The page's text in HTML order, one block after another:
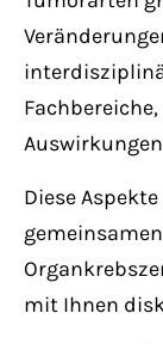
24h/
We offer
Mon - Fri
Get in
Cybersteel
Diese
mit Ihnen